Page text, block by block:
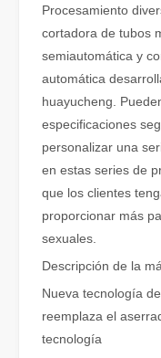
Procesamiento
cortadora de tubos
semiautomática y
automática
huayucheng.
especificaciones
personalizar una
en estas series de
que los clientes
proporcionar más
sexuales.
Descripción de la
Nueva tecnología
reemplaza el
tecnología